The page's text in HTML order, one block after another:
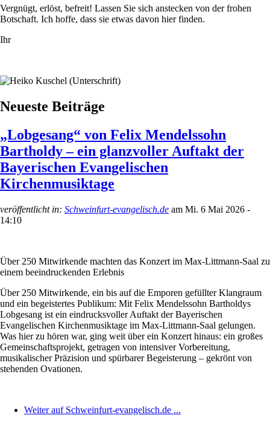
Vergnügt, erlöst, befreit! Lassen Sie sich anstecken von der frohen
Botschaft. Ich hoffe, dass sie etwas davon hier finden.
Ihr
Image
Neueste Beiträge
„Lobgesang“ von Felix Mendelssohn
Bartholdy – ein glanzvoller Auftakt der
Bayerischen Evangelischen
Kirchenmusiktage
veröffentlicht in: Schweinfurt-evangelisch.de am Mi. 6 Mai 2026 -
14:10
Über 250 Mitwirkende machten das Konzert im Max-Littmann-Saal zu
einem beeindruckenden Erlebnis
Über 250 Mitwirkende, ein bis auf die Emporen gefüllter Klangraum
und ein begeistertes Publikum: Mit Felix Mendelssohn Bartholdys
Lobgesang ist ein eindrucksvoller Auftakt der Bayerischen
Evangelischen Kirchenmusiktage im Max-Littmann-Saal gelungen.
Was hier zu hören war, ging weit über ein Konzert hinaus: ein großes
Gemeinschaftsprojekt, getragen von intensiver Vorbereitung,
musikalischer Präzision und spürbarer Begeisterung – gekrönt von
stehenden Ovationen.
Weiter auf Schweinfurt-evangelisch.de ...